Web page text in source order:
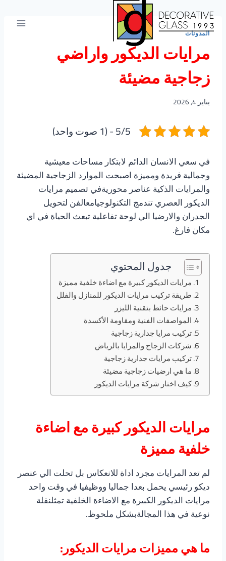
المحتوىالمدونات
مرايات الديكور واراضي
زجاجية مضيئة
يناير 4, 2026
5/5 - (1 صوت واحد)
في سعي الانسان الدائم لابتكار مساحات معيشية
وجمالية فريدة ومميزة اصبحت الموارد الزجاجية المضيئة
والمرايات الذكية عناصر محوريةفي تصميم مرايات
الديكور العصري تندمج التكنولوجيامعالفن لتحويل
الجدران والارضيا الي لوحة تفاعلية تبعث الحياة في اي
مكان فارغ.
جدول المحتوي
مرايات الديكور كبيرة مع اضاءة خلفية مميزة
طريقة تركيب مرايات الديكور للمنازل والفلل
مرايات حائط بتقنية الليزر
المواصفات الفنية ومقاومة الأكسدة
تركيب مرايا جدارية زجاجية
شركات الزجاج والمرايا بالرياض
تركيب مرايات جدارية زجاجية
ما هي ارضيات زجاجية مضيئة
كيف اختار شركة مرايات الديكور
مرايات الديكور كبيرة مع اضاءة
خلفية مميزة
لم تعد المرايات مجرد اداة للانعكاس بل تحلت الي عنصر
ديكو رئيسي يحمل بعدا جماليا ووظيفيا في وقت واحد
مرايات الديكور الكبيرة مع الاضاءة الخلفية تمثلنقلة
نوعية في هذا المجالةبشكل ملحوظ.
ما هي مميزات مرايات الديكور: